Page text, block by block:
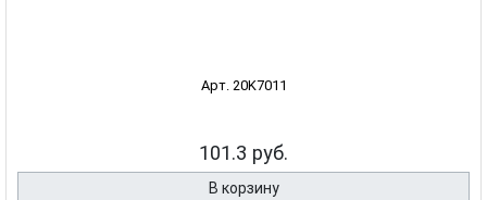
Арт. 20K7011
101.3 руб.
В корзину